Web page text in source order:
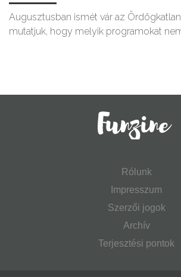
Augusztusban ismét vár az
mutatjuk, hogy melyik programokat
Rólunk
Impresszum
Szerzői jogok
Archív
Terjesztési pontok